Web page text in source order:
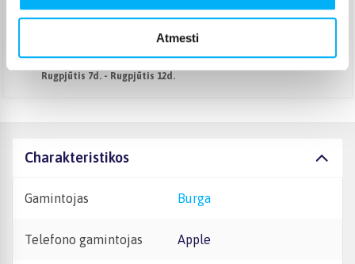
Atmesti
Pristato ir šeštadienį
Rugpjūtis 7d. - Rugpjūtis 11d.
Atsiėmimas Veiverių g. 171, Kaunas (1,99 €)
Rugpjūtis 7d. - Rugpjūtis 12d.
Charakteristikos
Gamintojas Burga
Telefono gamintojas Apple